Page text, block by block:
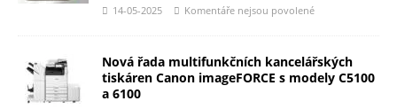
14-05-2025 Komentáře nejsou povolené
Nová řada multifunkčních kancelářských
tiskáren Canon imageFORCE s modely C5100
a 6100